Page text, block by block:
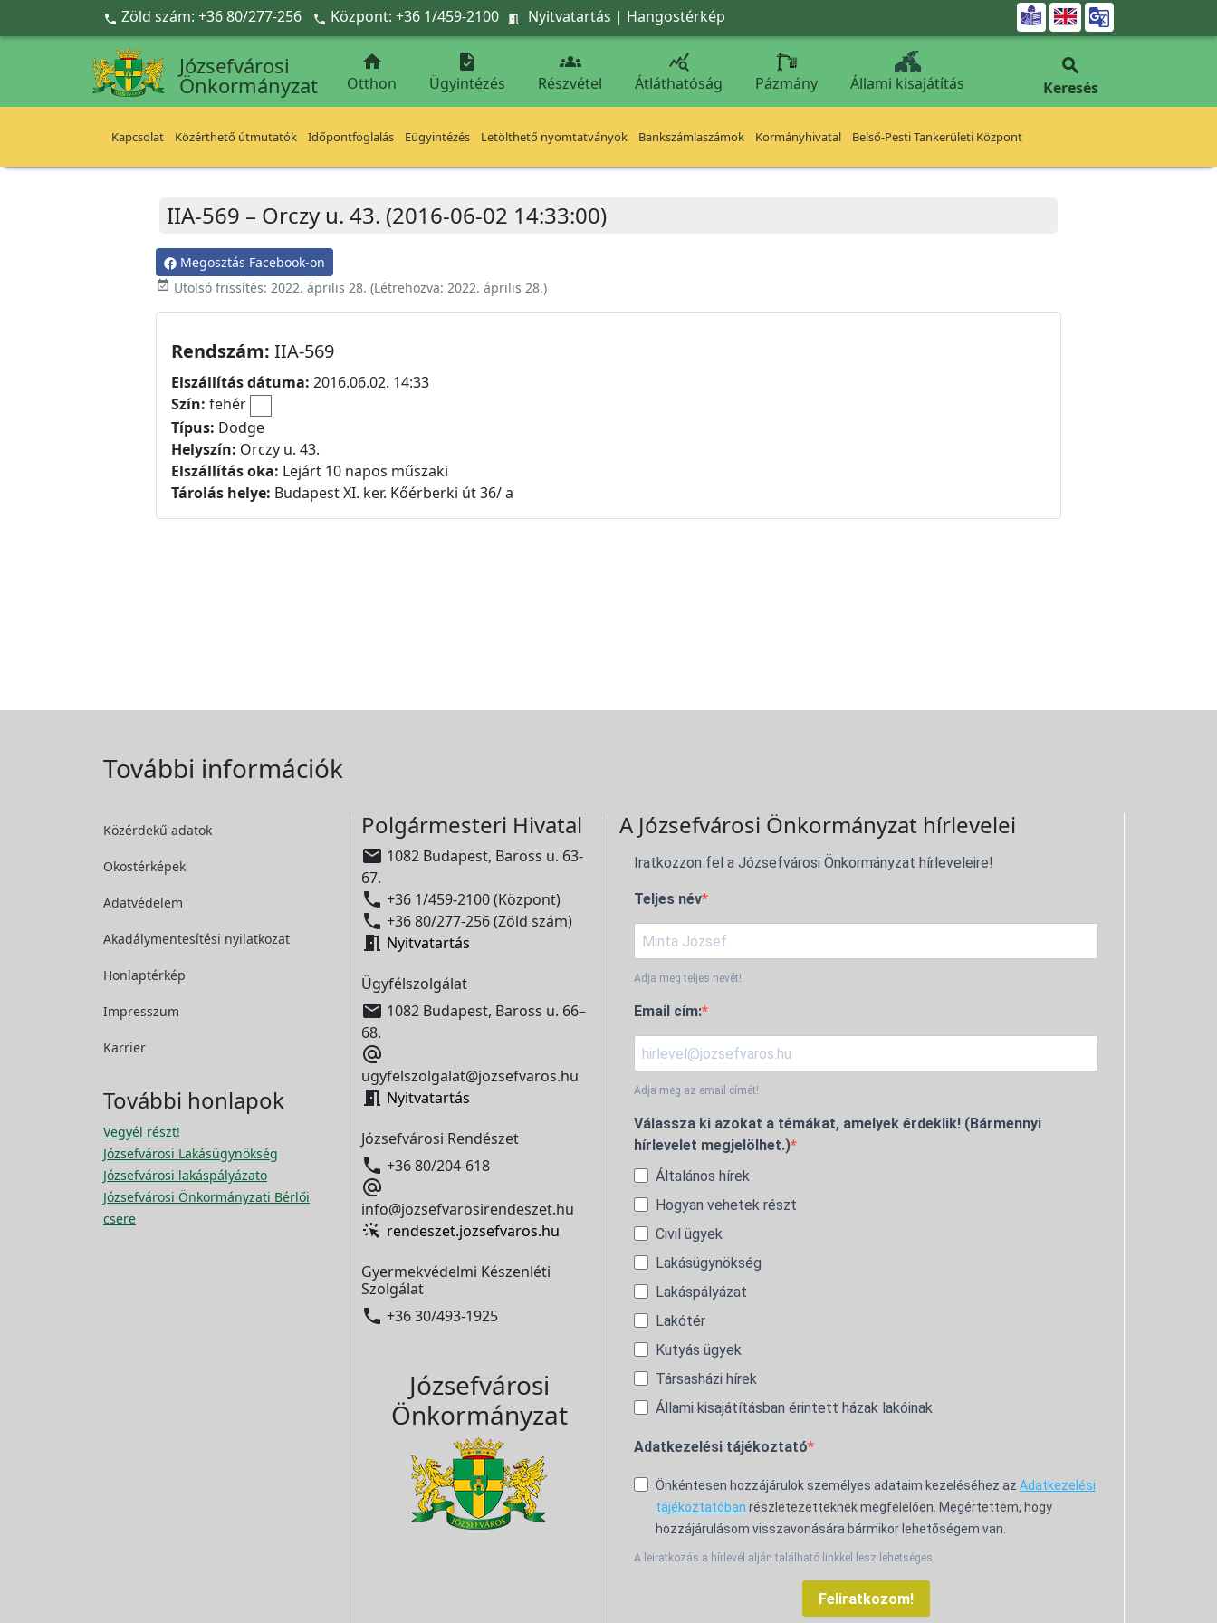
Ugrás a fő tartalomra
 Zöld szám: +36 80/277-256  Központ: +36 1/459-2100  Nyitvatartás | Hangostérkép 
Józsefvárosi
Önkormányzat

Otthon

Ügyintézés

Részvétel

Átláthatóság Pázmány Állami kisajátítás

Keresés
Kapcsolat Közérthető útmutatók Időpontfoglalás Eügyintézés Letölthető nyomtatványok Bankszámlaszámok Kormányhivatal Belső-Pesti Tankerületi Központ
IIA-569 – Orczy u. 43. (2016-06-02 14:33:00)
Megosztás Facebook-on
event_available Utolsó frissítés: 2022. április 28. (Létrehozva: 2022. április 28.)
Rendszám: IIA-569
Elszállítás dátuma: 2016.06.02. 14:33
Szín: fehér
Típus: Dodge
Helyszín: Orczy u. 43.
Elszállítás oka: Lejárt 10 napos műszaki
Tárolás helye: Budapest XI. ker. Kőérberki út 36/ a
További információk
Közérdekű adatok
Okostérképek
Adatvédelem
Akadálymentesítési nyilatkozat
Honlaptérkép
Impresszum
Karrier
További honlapok
Vegyél részt!
Józsefvárosi Lakásügynökség
Józsefvárosi lakáspályázato
Józsefvárosi Önkormányzati Bérlői
csere
Polgármesteri Hivatal
 1082 Budapest, Baross u. 63-
67.
 +36 1/459-2100 (Központ)
 +36 80/277-256 (Zöld szám)
 Nyitvatartás
Ügyfélszolgálat
 1082 Budapest, Baross u. 66–
68.

ugyfelszolgalat@jozsefvaros.hu
 Nyitvatartás
Józsefvárosi Rendészet
 +36 80/204-618

info@jozsefvarosirendeszet.hu
rendeszet.jozsefvaros.hu
Gyermekvédelmi Készenléti
Szolgálat
 +36 30/493-1925
Józsefvárosi
Önkormányzat
A Józsefvárosi Önkormányzat hírlevelei
Iratkozzon fel a Józsefvárosi Önkormányzat hírleveleire!
Teljes név
Adja meg teljes nevét!
Email cím:
Adja meg az email címét!
Válassza ki azokat a témákat, amelyek érdeklik! (Bármennyi
hírlevelet megjelölhet.)
Általános hírek
Hogyan vehetek részt
Civil ügyek
Lakásügynökség
Lakáspályázat
Lakótér
Kutyás ügyek
Társasházi hírek
Állami kisajátításban érintett házak lakóinak
Adatkezelési tájékoztató
Önkéntesen hozzájárulok személyes adataim kezeléséhez az Adatkezelési
tájékoztatóban részletezetteknek megfelelően. Megértettem, hogy
hozzájárulásom visszavonására bármikor lehetőségem van.
A leiratkozás a hírlevél alján található linkkel lesz lehetséges.
Feliratkozom!